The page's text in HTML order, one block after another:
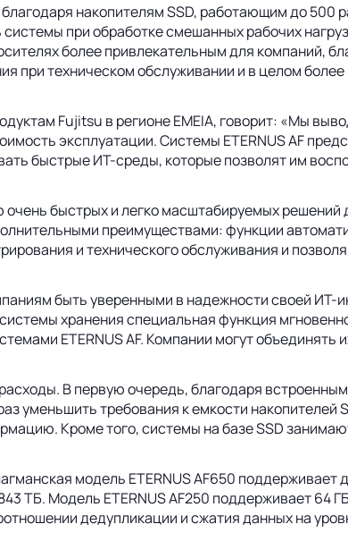
накопителям SSD, работающим до
при обработке смешанных рабочих
более привлекательным для компаний,
техническом обслуживании и в целом
Fujitsu в регионе EMEIA, говорит: «Мы
эксплуатации. Системы ETERNUS AF
быстрые ИТ-среды, которые позволят им
быстрых и легко масштабируемых решений
преимуществами: функции
и технического обслуживания и
быть уверенными в надежности своей
хранения специальная функция
ETERNUS AF. Компании могут
В первую очередь, благодаря
уменьшить требования к емкости накопителей
Кроме того, системы на базе SSD
модель ETERNUS AF650
ТБ. Модель ETERNUS AF250 поддерживает 64
дедупликации и сжатия данных на